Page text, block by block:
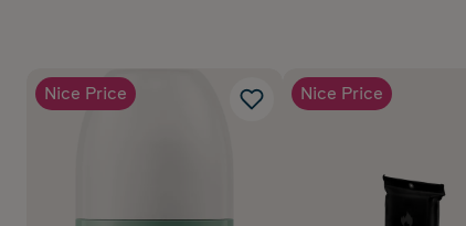
Nice Price Nice Price